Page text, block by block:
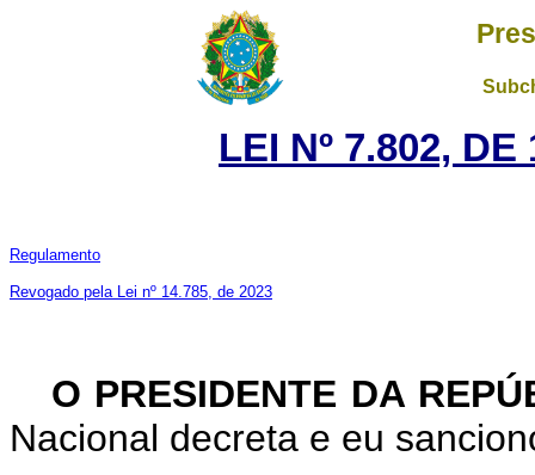
LEI Nº 7.802,
Regulamento
Revogado pela Lei nº 14.785, de 2023
O PRESIDENTE DA
Nacional decreta e eu